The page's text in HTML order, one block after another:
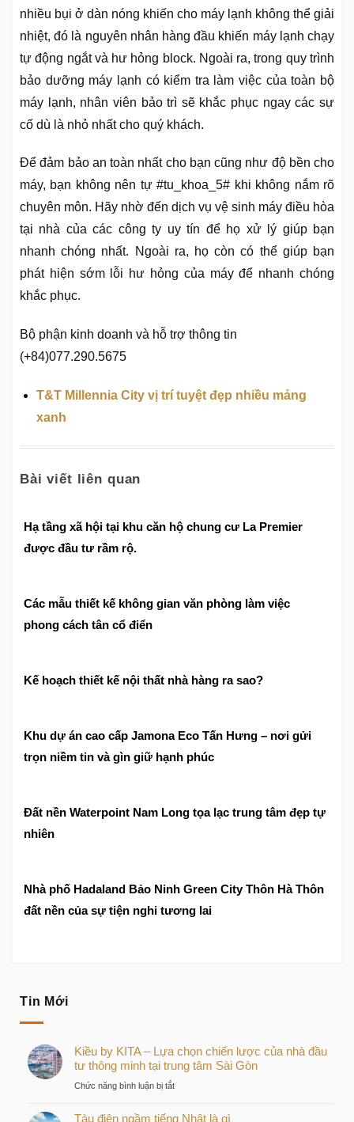
nhiều bụi ở dàn nóng khiến cho máy lạnh không thể giải
nhiệt, đó là nguyên nhân hàng đầu khiến máy lạnh chạy
tự động ngắt và hư hỏng block. Ngoài ra, trong quy trình
bảo dưỡng máy lạnh có kiểm tra làm việc của toàn bộ
máy lạnh, nhân viên bảo trì sẽ khắc phục ngay các sự
cố dù là nhỏ nhất cho quý khách.
Để đảm bảo an toàn nhất cho bạn cũng như độ bền cho
máy, bạn không nên tự #tu_khoa_5# khi không nắm rõ
chuyên môn. Hãy nhờ đến dịch vụ vệ sinh máy điều hòa
tại nhà của các công ty uy tín để họ xử lý giúp bạn
nhanh chóng nhất. Ngoài ra, họ còn có thể giúp bạn
phát hiện sớm lỗi hư hỏng của máy để nhanh chóng
khắc phục.
Bộ phận kinh doanh và hỗ trợ thông tin
(+84)077.290.5675
T&T Millennia City vị trí tuyệt đẹp nhiều mảng
xanh
Bài viết liên quan
Hạ tầng xã hội tại khu căn hộ chung cư La Premier
được đầu tư rầm rộ.
Các mẫu thiết kế không gian văn phòng làm việc
phong cách tân cổ điển
Kế hoạch thiết kế nội thất nhà hàng ra sao?
Khu dự án cao cấp Jamona Eco Tấn Hưng – nơi gửi
trọn niềm tin và gìn giữ hạnh phúc
Đất nền Waterpoint Nam Long tọa lạc trung tâm đẹp tự
nhiên
Nhà phố Hadaland Bảo Ninh Green City Thôn Hà Thôn
đất nền của sự tiện nghi tương lai
Tin Mới
Kiều by KITA – Lựa chọn chiến lược của nhà đầu
tư thông minh tại trung tâm Sài Gòn
Chức năng bình luận bị tắtở
by
Tàu điện ngầm tiếng Nhật là gì